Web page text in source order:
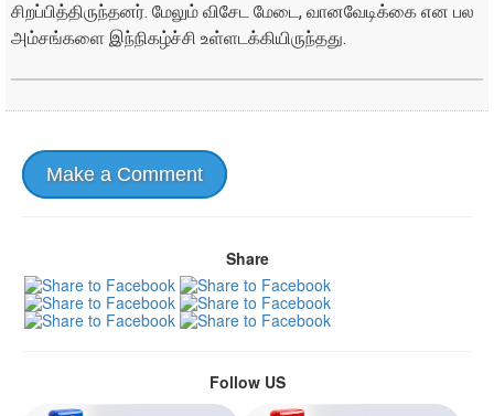
சிறப்பித்திருந்தனர். மேலும் விசேட மேடை, வானவேடிக்கை என பல
அம்சங்களை இந்நிகழ்ச்சி உள்ளடக்கியிருந்தது.
Make a Comment
Share
Follow US